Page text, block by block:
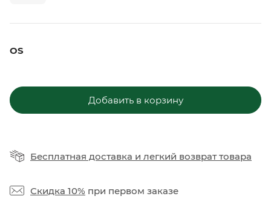
OS
Добавить в корзину
Бесплатная доставка и легкий возврат товара
Скидка 10% при первом заказе